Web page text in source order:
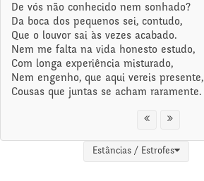
De vós não conhecido nem sonhado?
Da boca dos pequenos sei, contudo,
Que o louvor sai às vezes acabado.
Nem me falta na vida honesto estudo,
Com longa experiência misturado,
Nem engenho, que aqui vereis presente,
Cousas que juntas se acham raramente.
Estâncias / Estrofes